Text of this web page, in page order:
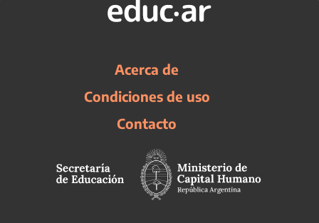
Acerca de
Condiciones de uso
Contacto